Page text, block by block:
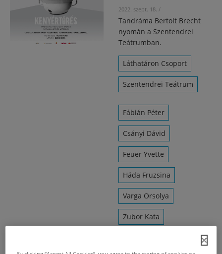
2022. szept. 18. /
Tandráma Bertolt Brecht
nyomán a Szentendrei
Teátrumban.
Láthatáron Csoport
Szentendrei Teátrum
Fábián Péter
Csányi Dávid
Feuer Yvette
Háda Fruzsina
Varga Orsolya
Zubor Kata